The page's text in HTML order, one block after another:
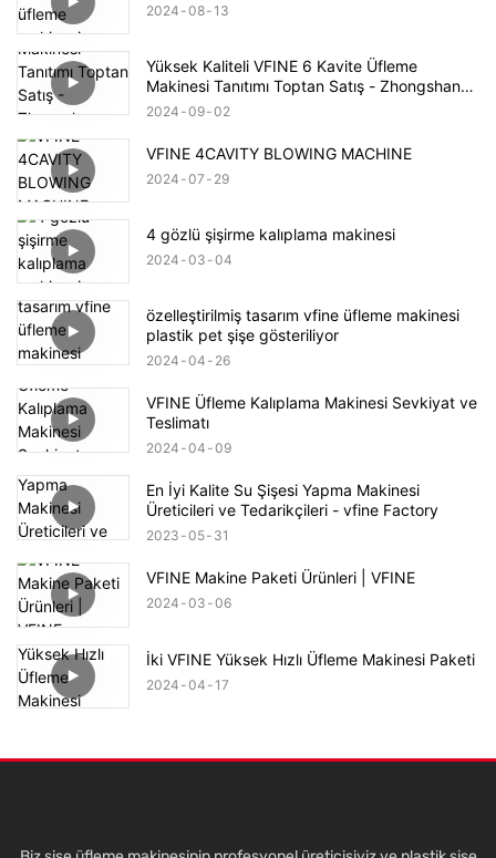
2024 08 13
Yüksek Kaliteli VFINE 6 Kavite Üfleme
Makinesi Tanıtımı Toptan Satış - Zhongshan
Vfine Machinery Co., Ltd
2024 09 02
VFINE 4CAVITY BLOWING MACHINE
2024 07 29
4 gözlü şişirme kalıplama makinesi
2024 03 04
özelleştirilmiş tasarım vfine üfleme makinesi
plastik pet şişe gösteriliyor
2024 04 26
VFINE Üfleme Kalıplama Makinesi Sevkiyat ve
Teslimatı
2024 04 09
En İyi Kalite Su Şişesi Yapma Makinesi
Üreticileri ve Tedarikçileri - vfine Factory
2023 05 31
VFINE Makine Paketi Ürünleri | VFINE
2024 03 06
İki VFINE Yüksek Hızlı Üfleme Makinesi Paketi
2024 04 17